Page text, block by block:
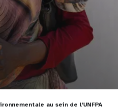
au sein de l’UNFPA